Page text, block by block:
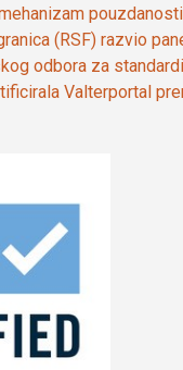
(RSF) razvio
odbora za
Valterportal